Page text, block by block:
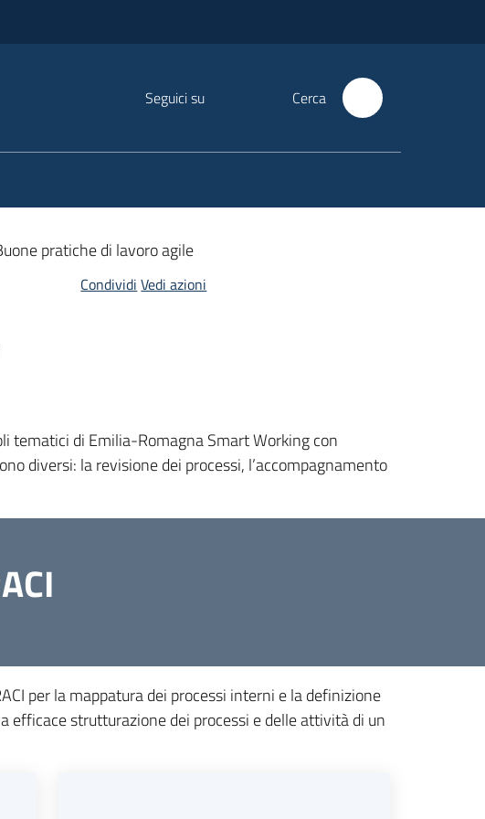
Seguici su Cerca
pratiche di lavoro agile
Condividi Vedi azioni
tematici di Emilia-Romagna Smart Working con
diversi: la revisione dei processi, l’accompagnamento
per la mappatura dei processi interni e la definizione
efficace strutturazione dei processi e delle attività di un